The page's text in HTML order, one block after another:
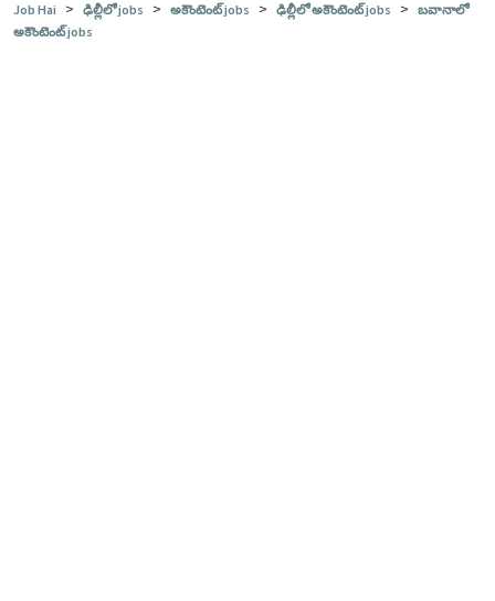
Job Hai > ఢిల్లీలో jobs > అకౌంటెంట్ jobs > ఢిల్లీలో అకౌంటెంట్ jobs > బవానాలో
అకౌంటెంట్ jobs